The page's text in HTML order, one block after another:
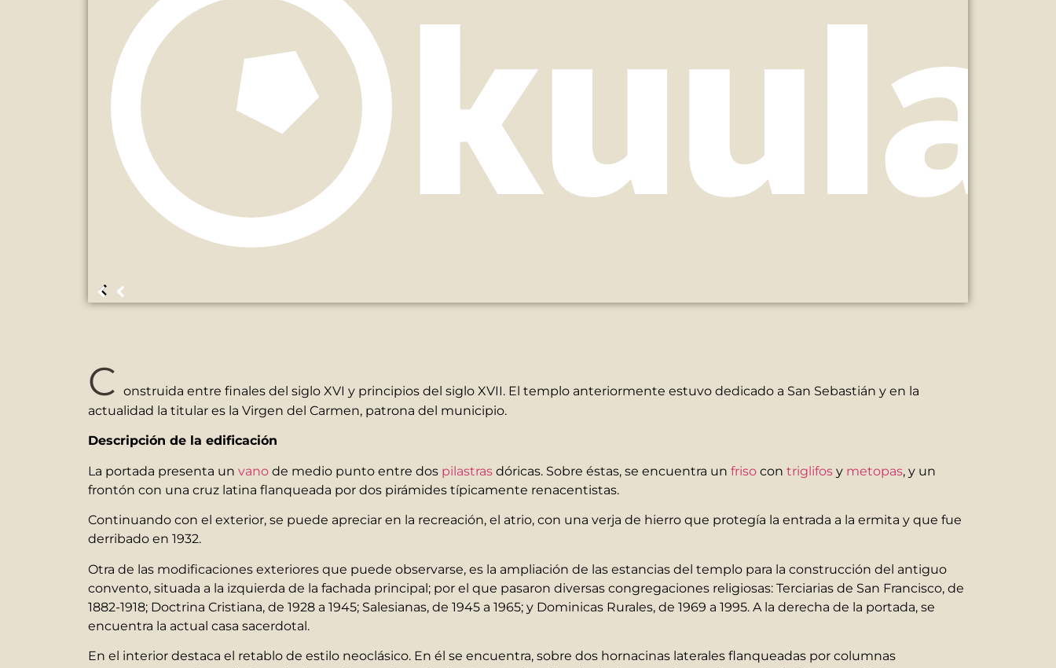
C onstruida entre finales del siglo XVI y principios del siglo XVII. El templo anteriormente estuvo dedicado a San Sebastián y en la
actualidad la titular es la Virgen del Carmen, patrona del municipio.
Descripción de la edificación
La portada presenta un vano de medio punto entre dos pilastras dóricas. Sobre éstas, se encuentra un friso con triglifos y metopas, y un
frontón con una cruz latina flanqueada por dos pirámides típicamente renacentistas.
Continuando con el exterior, se puede apreciar en la recreación, el atrio, con una verja de hierro que protegía la entrada a la ermita y que fue
derribado en 1932.
Otra de las modificaciones exteriores que puede observarse, es la ampliación de las estancias del templo para la construcción del antiguo
convento, situada a la izquierda de la fachada principal; por el que pasaron diversas congregaciones religiosas: Terciarias de San Francisco, de
1882-1918; Doctrina Cristiana, de 1928 a 1945; Salesianas, de 1945 a 1965; y Dominicas Rurales, de 1969 a 1995. A la derecha de la portada, se
encuentra la actual casa sacerdotal.
En el interior destaca el retablo de estilo neoclásico. En él se encuentra, sobre dos hornacinas laterales flanqueadas por columnas